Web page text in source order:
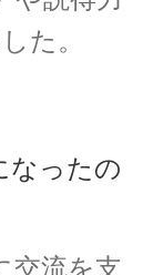
が光速度
】
た。
なったの
交流を支